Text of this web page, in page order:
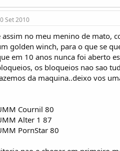
Set 2010
assim no meu menino de mato,
golden winch, para o que se
em 10 anos nunca foi aberto
os bloqueios nao sao
da maquina..deixo vos
Cournil 80
Alter 1 87
PornStar 80